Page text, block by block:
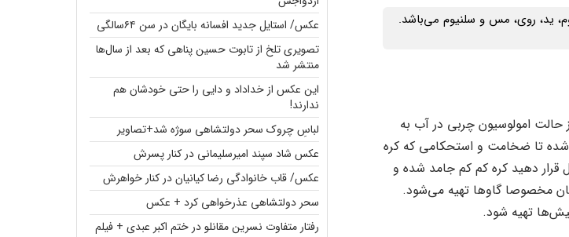
ید، روی، مس و سلنیوم می‌باشد.
حالت امولوسیون چربی در آب به
شده تا ضخامت و استحکامی که کره
قرار دهید کره کم کم جامد شده و
مخصوصا گاو‌ها تهیه می‌شود.
میش‌ها تهیه شود.
عکس/ استایل جدید افسانه بایگان در سن ۶۴سالگی
تصویری تلخ از تابوت حسین پناهی که بعد از سال‌ها
منتشر شد
این عکس از خداداد و دایی را حتی خودشان هم
ندارند!
لباسِ چروک سحر دولتشاهی سوژه شد+تصاویر
عکس شاد سپند امیرسلیمانی در کنار پسرش
عکس/ قاب خانوادگی رضا کیانیان در کنار خواهرش
سحر دولتشاهی عذرخواهی کرد + عکس
رفتار متفاوت نسرین مقانلو در ختم اکبر عبدی + فیلم